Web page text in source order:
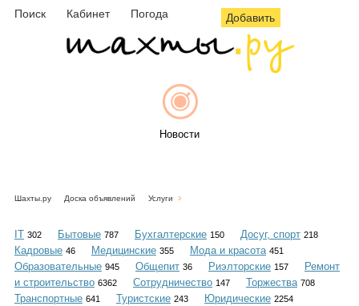
Поиск Кабинет Погода Добавить
Новости
Объявления
Шахты.ру Доска объявлений Услуги
IT 302 Бытовые 787 Бухгалтерские 150 Досуг, спорт 218
Кадровые 46 Медицинские 355 Мода и красота 451
Образовательные 945 Общепит 36 Риэлторские 157
Ремонт
и строительство 6362 Сотрудничество 147 Торжества 708
Транспортные 641 Туристские 243 Юридические 2254